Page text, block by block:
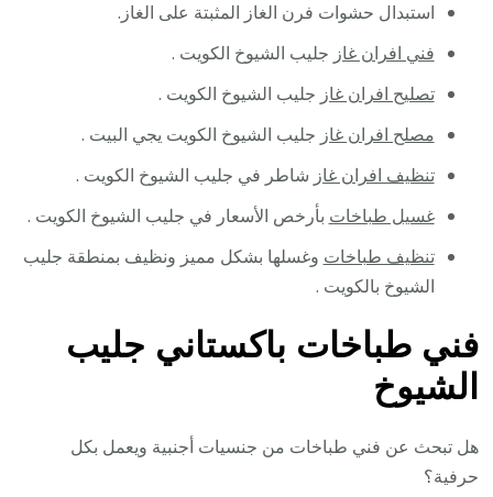
استبدال حشوات فرن الغاز المثبتة على الغاز.
فني افران غاز جليب الشيوخ الكويت .
تصليح افران غاز جليب الشيوخ الكويت .
مصلح افران غاز جليب الشيوخ الكويت يجي البيت .
تنظيف افران غاز شاطر في جليب الشيوخ الكويت .
غسيل طباخات بأرخص الأسعار في جليب الشيوخ الكويت .
تنظيف طباخات وغسلها بشكل مميز ونظيف بمنطقة جليب
الشيوخ بالكويت .
فني طباخات باكستاني جليب
الشيوخ
هل تبحث عن فني طباخات من جنسيات أجنبية ويعمل بكل
حرفية؟